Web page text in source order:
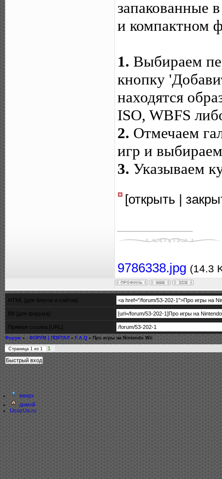
запакованные
и компактном
1. Выбираем
кнопку
находятся
ISO, WBFS
2. Отмечаем
игр и
3. Указываем
[открыть |
9786338.jpg (14.3
HTML [для блогов и сайтов]:
BB [для форума]:
Прямая ссылка [URL]:
Форум » - ФОРУМ | ПОРТАЛ » F.A.Q » Про игры на Nintendo Wii
Страница 1 из 1 1
вверх
домой
UcozUa.ru